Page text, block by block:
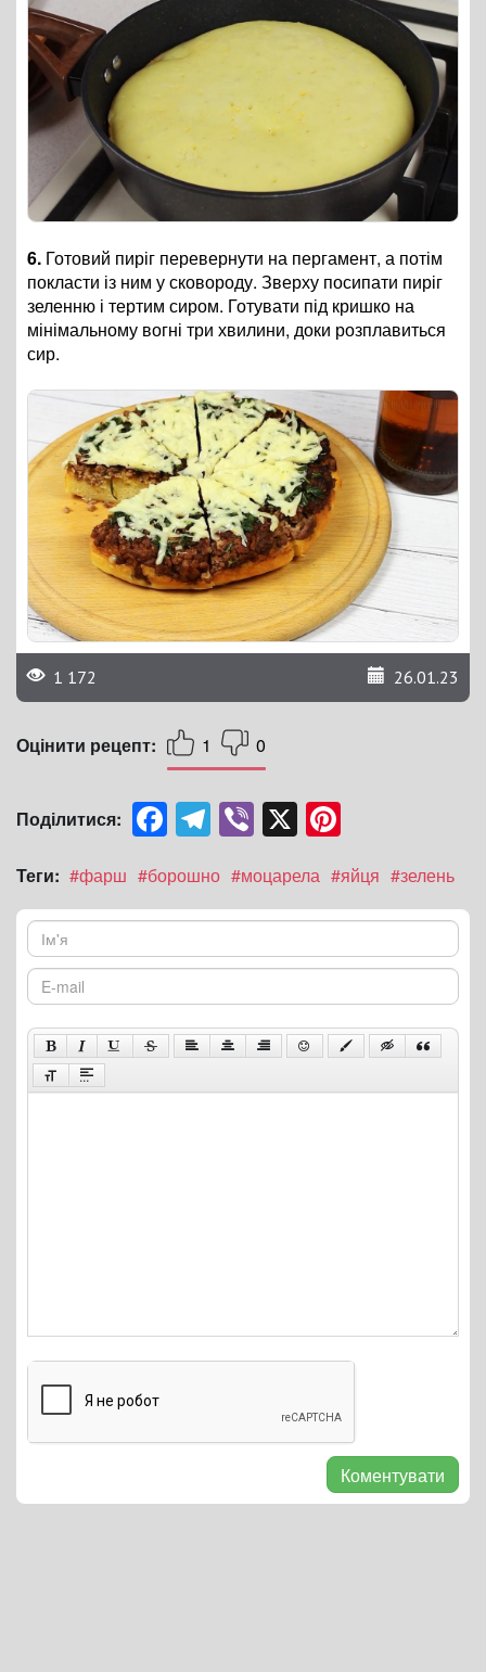
6. Готовий пиріг перевернути на пергамент, а потім
покласти із ним у сковороду. Зверху посипати пиріг
зеленню і тертим сиром. Готувати під кришко на
мінімальному вогні три хвилини, доки розплавиться
сир.
1 172 26.01.23
Оцінити рецепт: 1 0
Поділитися: FacebookTelegramViber X
Теги: #фарш #борошно #моцарела #яйця #зелень
Коментувати